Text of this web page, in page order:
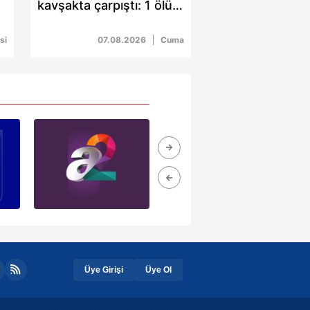
kavşakta çarpıştı: 1 ölü 5
07.08.2026 Cuma
Üye Girişi Üye Ol